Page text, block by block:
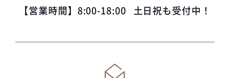
【営業時間】8:00-18:00 土日祝も受付中！